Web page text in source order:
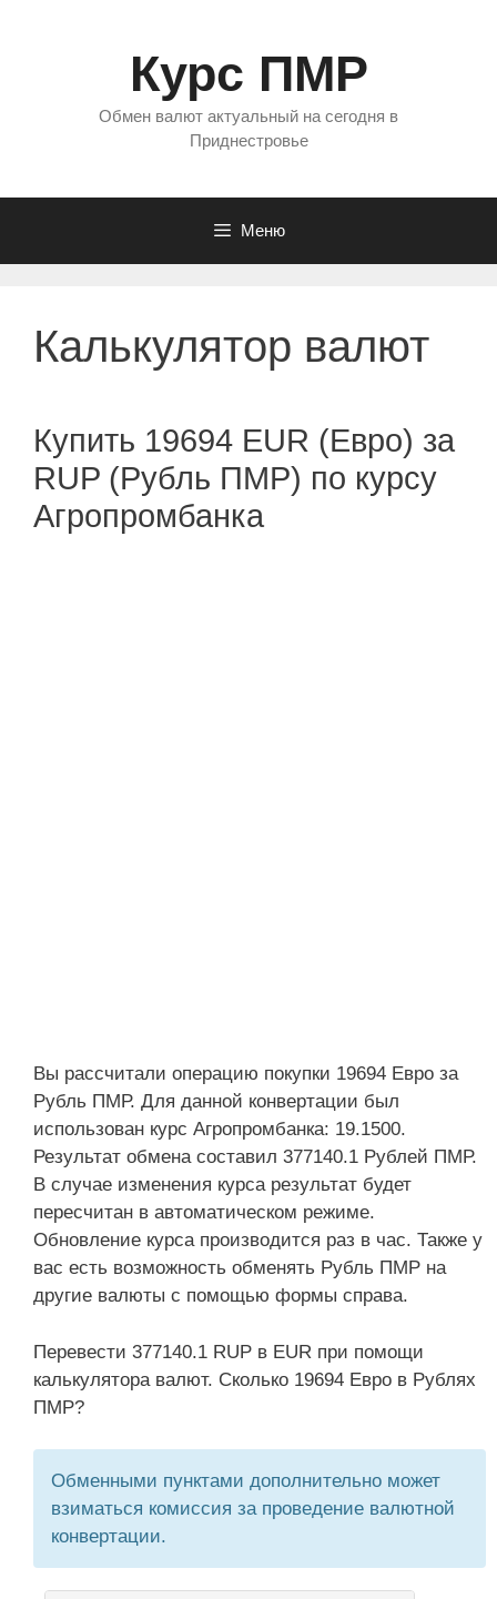
Курс ПМР
Обмен валют актуальный на сегодня в
Приднестровье
Меню
Калькулятор валют
Купить 19694 EUR (Евро) за
RUP (Рубль ПМР) по курсу
Агропромбанка
Вы рассчитали операцию покупки 19694 Евро за
Рубль ПМР. Для данной конвертации был
использован курс Агропромбанка: 19.1500.
Результат обмена составил 377140.1 Рублей ПМР.
В случае изменения курса результат будет
пересчитан в автоматическом режиме.
Обновление курса производится раз в час. Также у
вас есть возможность обменять Рубль ПМР на
другие валюты с помощью формы справа.
Перевести 377140.1 RUP в EUR при помощи
калькулятора валют. Сколько 19694 Евро в Рублях
ПМР?
Обменными пунктами дополнительно может
взиматься комиссия за проведение валютной
конвертации.